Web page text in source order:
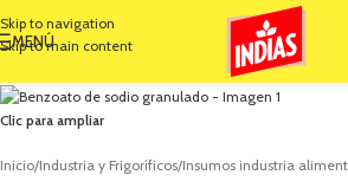
Skip to navigation
Skip to main content
MENÚ
Clic para ampliar
Inicio/Industria y Frigoríficos/Insumos industria